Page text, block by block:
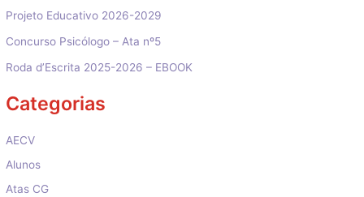
Projeto Educativo 2026-2029
Concurso Psicólogo – Ata nº5
Roda d’Escrita 2025-2026 – EBOOK
Categorias
AECV
Alunos
Atas CG